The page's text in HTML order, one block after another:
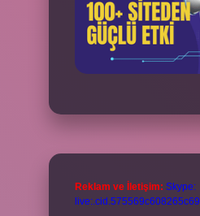
Reklam ve İletişim: Skype:
live:.cid.575569c608265c69